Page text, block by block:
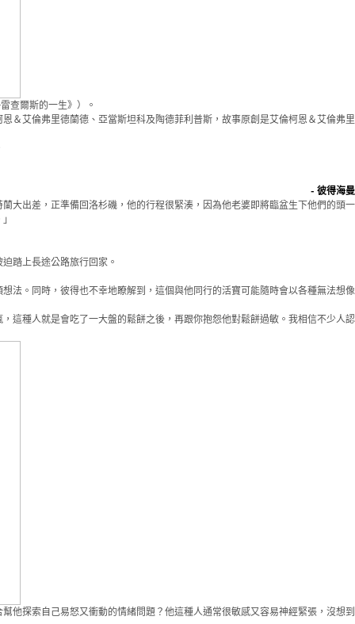
查爾斯的一生》）。
＆艾倫弗里德蘭德、亞當斯坦科及陶德菲利普斯，故事原創是艾倫柯恩＆艾倫弗里
- 彼得海曼
大出差，正準備回洛杉磯，他的行程很緊湊，因為他老婆即將臨盆生下他們的頭一
踏上長途公路旅行回家。
法。同時，彼得也不幸地瞭解到，這個與他同行的活寶可能隨時會以各種無法想像
這種人就是會吃了一大盤的鬆餅之後，再跟你抱怨他對鬆餅過敏。我相信不少人認
他探索自己易怒又衝動的情緒問題？他這種人通常很敏感又容易神經緊張，沒想到